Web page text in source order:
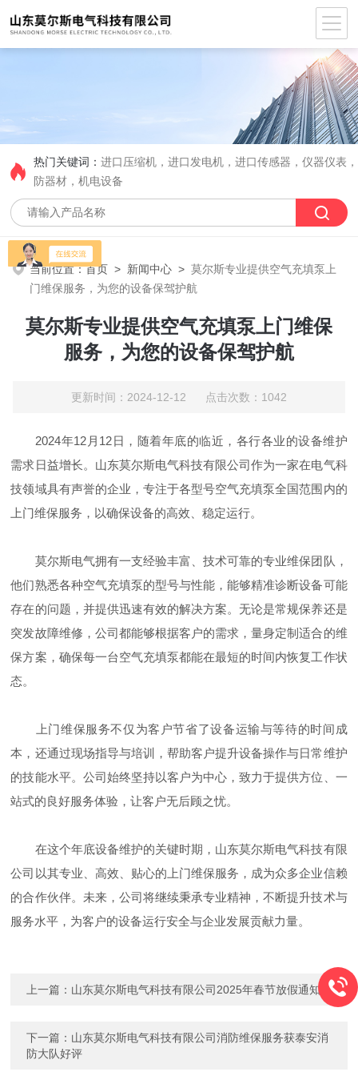
热门关键词：进口压缩机，进口发电机，进口传感器，仪器仪表
防器材，机电设备
当前位置：首页 > 新闻中心 >莫尔斯专业提供空气充填泵上
门维保服务，为您的设备保驾护航
莫尔斯专业提供空气充填泵上门维保
服务，为您的设备保驾护航
更新时间：2024-12-12 点击次数：1042
2024年12月12日，随着年底的临近，各行各业的设备维护
需求日益增长。山东莫尔斯电气科技有限公司作为一家在电气科
技领域具有声誉的企业，专注于各型号空气充填泵全国范围内的
上门维保服务，以确保设备的高效、稳定运行。
莫尔斯电气拥有一支经验丰富、技术可靠的专业维保团队，
他们熟悉各种空气充填泵的型号与性能，能够精准诊断设备可能
存在的问题，并提供迅速有效的解决方案。无论是常规保养还是
突发故障维修，公司都能够根据客户的需求，量身定制适合的维
保方案，确保每一台空气充填泵都能在最短的时间内恢复工作状
态。
上门维保服务不仅为客户节省了设备运输与等待的时间成
本，还通过现场指导与培训，帮助客户提升设备操作与日常维护
的技能水平。公司始终坚持以客户为中心，致力于提供方位、一
站式的良好服务体验，让客户无后顾之忧。
在这个年底设备维护的关键时期，山东莫尔斯电气科技有限
公司以其专业、高效、贴心的上门维保服务，成为众多企业信赖
的合作伙伴。未来，公司将继续秉承专业精神，不断提升技术与
服务水平，为客户的设备运行安全与企业发展贡献力量。
上一篇： 山东莫尔斯电气科技有限公司2025年春节放假通知
下一篇： 山东莫尔斯电气科技有限公司消防维保服务获泰安消
防大队好评